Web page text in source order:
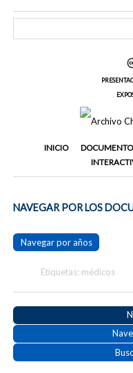
INICIO
NAVEGAR POR LOS
Navegar por años
Etiquetas: médicos